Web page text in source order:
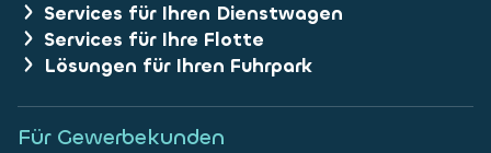
Services für Ihren Dienstwagen
Services für Ihre Flotte
Lösungen für Ihren Fuhrpark
Für Gewerbekunden